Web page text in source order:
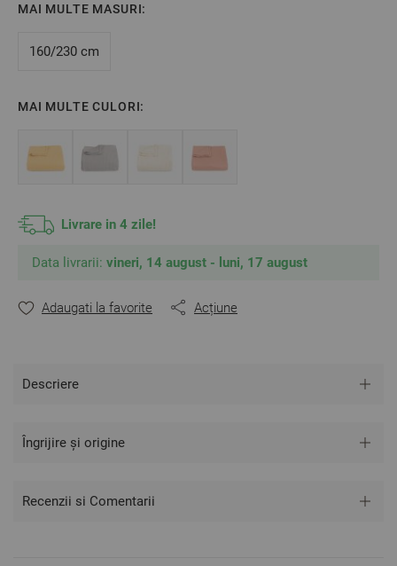
în fața televizorului.
Mărime: 220/230 cm
** Fotografiile sunt orientative. Poate varia ușor culoarea sau
tonalitatea.
MAI MULTE MASURI:
160/230 cm
MAI MULTE CULORI:
Livrare in 4 zile!
Data livrarii: vineri, 14 august - luni, 17 august
Adaugati la favorite Acțiune
Descriere
Îngrijire și origine
Recenzii si Comentarii